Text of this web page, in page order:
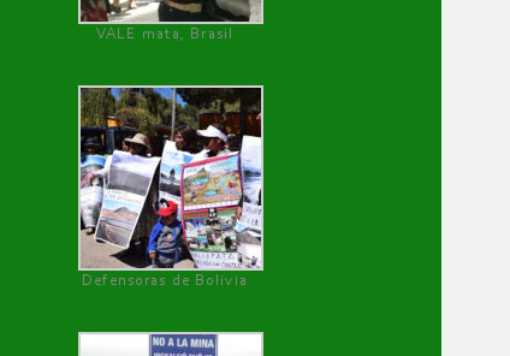
VALE mata, Brasil
Defensoras de Bolivia